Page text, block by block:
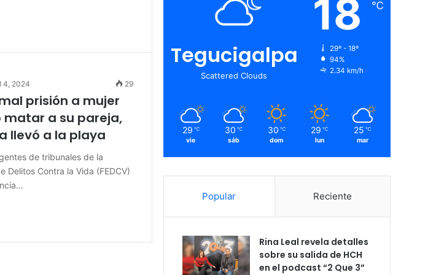
4, 2024 29
prisión a mujer
a su pareja,
llevó a la playa
de tribunales de la
Delitos Contra la Vida (FEDCV)
Tegucigalpa
Scattered Clouds
18 ℃
29º - 18º
94%
2.34 km/h
29 ℃
vie
30 ℃
sáb
30 ℃
dom
29 ℃
lun
25 ℃
mar
Popular Reciente
Rina Leal revela detalles
sobre su salida de HCH
en el podcast “2 Que 3”